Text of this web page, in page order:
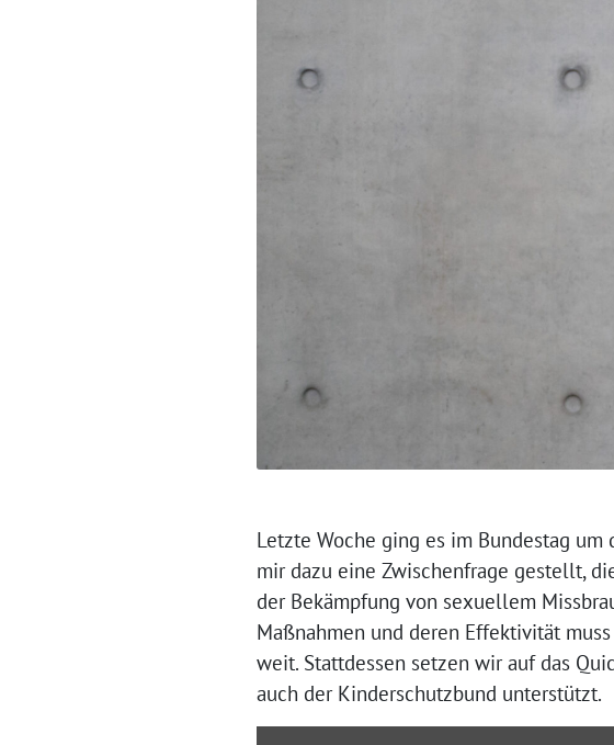
Letzte Woche ging es im Bundestag
mir dazu eine Zwischenfrage gestellt,
der Bekämpfung von sexuellem
Maßnahmen und deren Effektivität
weit. Stattdessen setzen wir auf das
auch der Kinderschutzbund unterstützt.